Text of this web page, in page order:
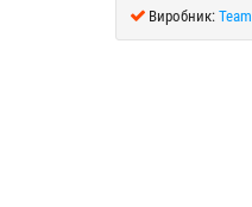
Виробник: Team